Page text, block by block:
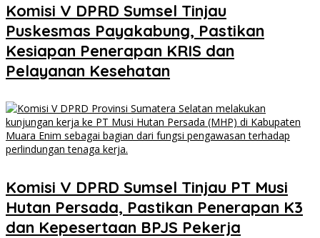
Komisi V DPRD Sumsel Tinjau
Puskesmas Payakabung, Pastikan
Kesiapan Penerapan KRIS dan
Pelayanan Kesehatan
Komisi V DPRD Sumsel Tinjau PT Musi
Hutan Persada, Pastikan Penerapan K3
dan Kepesertaan BPJS Pekerja